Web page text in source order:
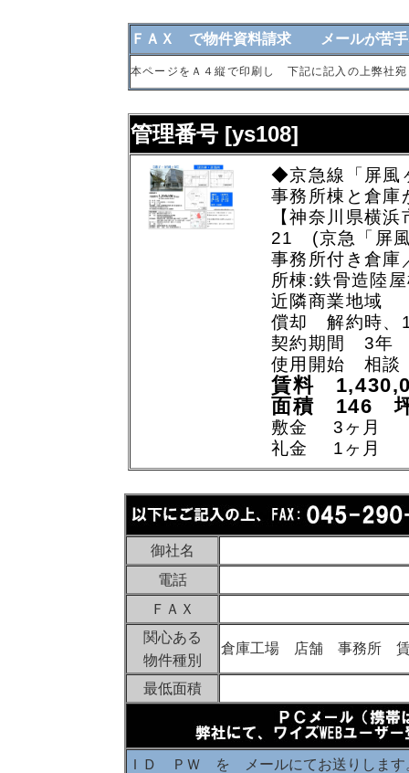
ＦＡＸ で物件資料請求 メールが苦手
本ページをＡ４縦で印刷し 下記に記入の上弊
管理番号 [ys108]
◆京急線「屏風
事務所棟と倉庫
【神奈川県横
21 (京急「屏
事務所付き倉庫
所棟:鉄骨造陸
近隣商業地域
償却 解約時、
契約期間 3年
使用開始 相談
賃料
面積 146
敷金 3ヶ月
礼金 1ヶ月
御社名
電話
ＦＡＸ
関心ある
物件種別
倉庫工場 店舗 事務所
最低面積
ＩＤ ＰＷ を メールにてお送りします